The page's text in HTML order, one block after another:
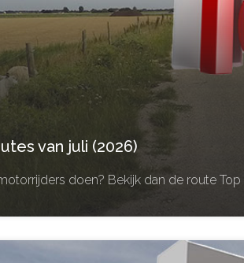
van juli (2026)
doen? Bekijk dan de route Top